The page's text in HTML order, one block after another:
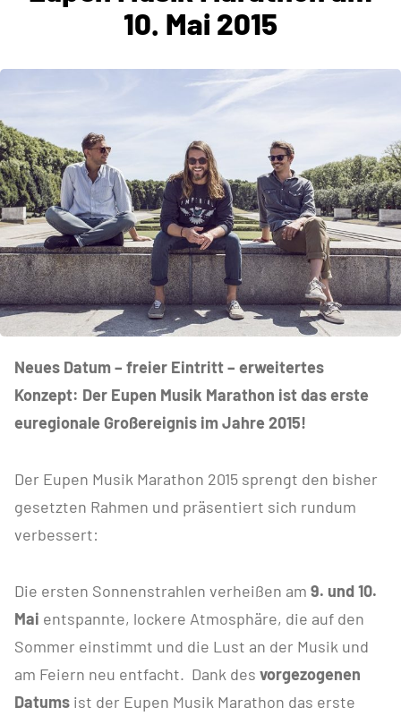
10. Mai 2015
Neues Datum – freier Eintritt – erweitertes
Konzept: Der Eupen Musik Marathon ist das erste
euregionale Großereignis im Jahre 2015!
Der Eupen Musik Marathon 2015 sprengt den bisher
gesetzten Rahmen und präsentiert sich rundum
verbessert:
Die ersten Sonnenstrahlen verheißen am 9. und 10.
Mai entspannte, lockere Atmosphäre, die auf den
Sommer einstimmt und die Lust an der Musik und
am Feiern neu entfacht. Dank des vorgezogenen
Datums ist der Eupen Musik Marathon das erste